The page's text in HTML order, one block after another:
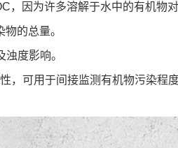
，因为许多溶解于水中的有机物
的总量。
度影响。
，可用于间接监测有机物污染程